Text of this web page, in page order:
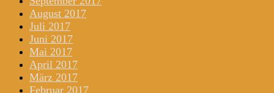
August 2017
Juli 2017
Juni 2017
Mai 2017
April 2017
März 2017
Februar 2017